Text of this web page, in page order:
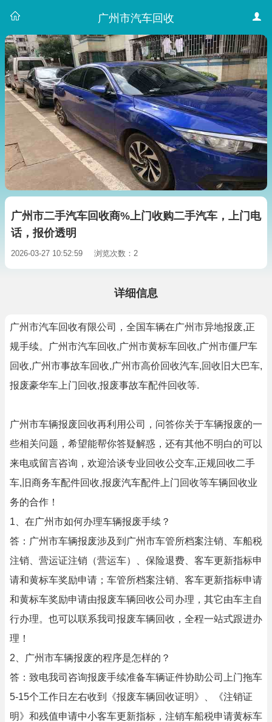
广州市汽车回收
广州市二手汽车回收商%上门收购二手汽车，上门电
话，报价透明
2026-03-27 10:52:59 浏览次数：2
详细信息
广州市汽车回收有限公司，全国车辆在广州市异地报废,正
规手续。广州市汽车回收,广州市黄标车回收,广州市僵尸车
回收,广州市事故车回收,广州市高价回收汽车,回收旧大巴车,
报废豪华车上门回收,报废事故车配件回收等.
广州市车辆报废回收再利用公司，问答你关于车辆报废的一
些相关问题，希望能帮你答疑解惑，还有其他不明白的可以
来电或留言咨询，欢迎洽谈专业回收公交车,正规回收二手
车,旧商务车配件回收,报废汽车配件上门回收等车辆回收业
务的合作！
1、在广州市如何办理车辆报废手续？
答：广州市车辆报废涉及到广州市车管所档案注销、车船税
注销、营运证注销（营运车）、保险退费、客车更新指标申
请和黄标车奖励申请；车管所档案注销、客车更新指标申请
和黄标车奖励申请由报废车辆回收公司办理，其它由车主自
行办理。也可以联系我司报废车辆回收，全程一站式跟进办
理！
2、广州市车辆报废的程序是怎样的？
答：致电我司咨询报废手续准备车辆证件协助公司上门拖车
5-15个工作日左右收到《报废车辆回收证明》、《注销证
明》和残值申请中小客车更新指标，注销车船税申请黄标车